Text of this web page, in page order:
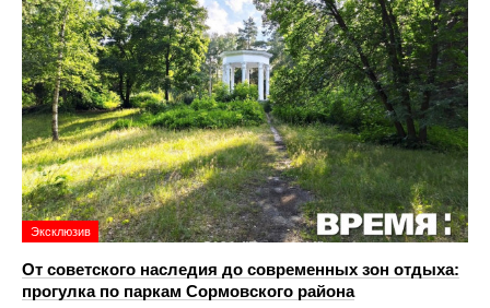
Эксклюзив
От советского наследия до современных зон отдыха:
прогулка по паркам Сормовского района